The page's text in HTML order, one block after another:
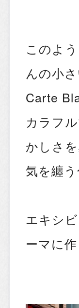
このよ
んの小
Carte
カラフ
かしさ
気を纏
エキシ
ーマに作